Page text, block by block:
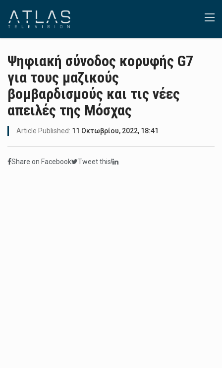
Ψηφιακή σύνοδος κορυφής G7
για τους μαζικούς
βομβαρδισμούς και τις νέες
απειλές της Μόσχας
Article Published: 11 Οκτωβρίου, 2022, 18:41
Share on Facebook Tweet this!